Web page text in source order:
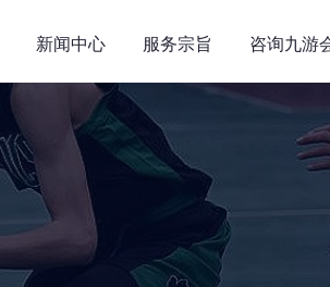
新闻中心 服务宗旨 咨询九游